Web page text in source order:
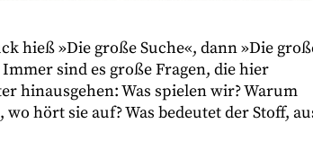
hieß »Die große Suche«, dann »Die
sind es große Fragen, die hier
hinausgehen: Was spielen wir? Warum
hört sie auf? Was bedeutet der Stoff,